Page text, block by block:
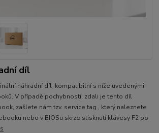
díl
náhradní díl kompatibilní s níže uvedenými
V případě pochybností, zdali je tento díl
zašlete nám tzv. service tag , který naleznete
nebo v BIOSu skrze stisknutí klávesy F2 po